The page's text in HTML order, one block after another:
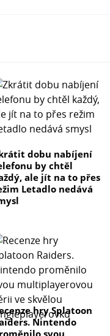
dobu nabíjení
by chtěl
ale jít na to přes
Letadlo nedává
hry Splatoon
Nintendo
svou